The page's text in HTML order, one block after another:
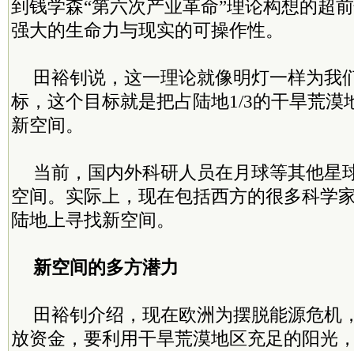
到钱学森“第六次产业革命”理论构想的超
强大的生命力与现实的可操作性。
田裕钊说，这一理论就像明灯一样为我
标，这个目标就是把占陆地1/3的干旱荒漠
新空间。
当前，国内外科研人员在月球等其他星
空间。实际上，现在包括西方的很多科学
陆地上寻找新空间。
新空间的多方潜力
田裕钊介绍，现在欧洲为摆脱能源危机
放资金，要利用干旱荒漠地区充足的阳光